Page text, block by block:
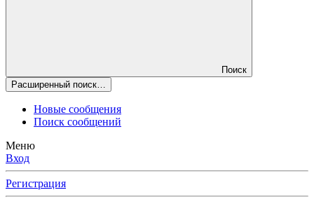
Поиск
Расширенный поиск…
Новые сообщения
Поиск сообщений
Меню
Вход
Регистрация